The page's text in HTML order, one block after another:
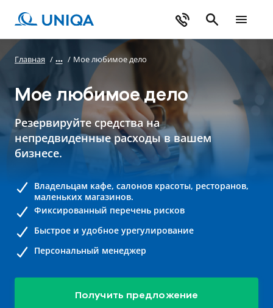
Главная / / Мое любимое дело
Мое любимое дело
Резервируйте средства на
непредвиденные расходы в вашем
бизнесе.
Владельцам кафе, салонов красоты, ресторанов,
маленьких магазинов.
Фиксированный перечень рисков
Быстрое и удобное урегулирование
Персональный менеджер
Получить предложение